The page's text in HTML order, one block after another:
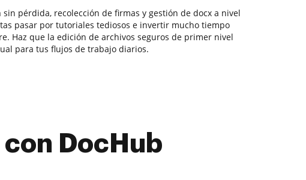
sin pérdida, recolección de firmas y gestión de docx a nivel
pasar por tutoriales tediosos e invertir mucho tiempo
Haz que la edición de archivos seguros de primer nivel
para tus flujos de trabajo diarios.
DocHub